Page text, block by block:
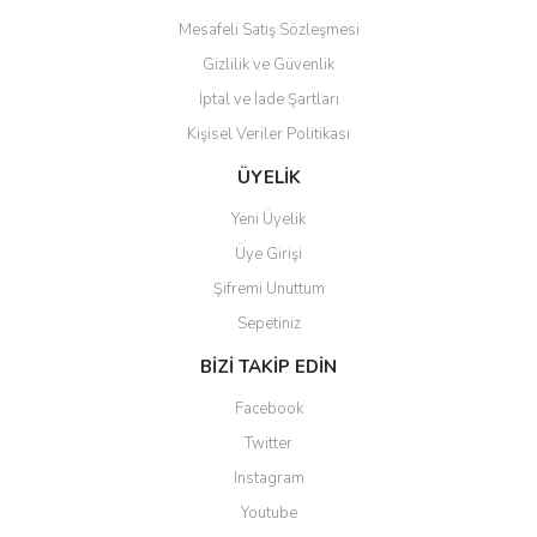
Gönder
Mesafeli Satış Sözleşmesi
Gizlilik ve Güvenlik
İptal ve İade Şartları
Kişisel Veriler Politikası
ÜYELİK
Yeni Üyelik
Üye Girişi
Şifremi Unuttum
Sepetiniz
BİZİ TAKİP EDİN
Facebook
Twitter
Instagram
Youtube